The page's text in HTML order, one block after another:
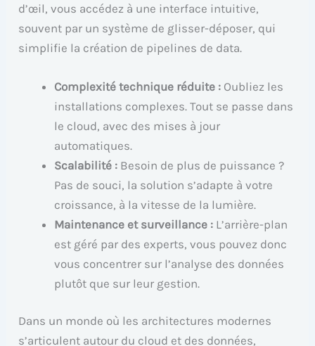
d’œil, vous accédez à une interface intuitive,
souvent par un système de glisser-déposer, qui
simplifie la création de pipelines de data.
Complexité technique réduite : Oubliez les
installations complexes. Tout se passe dans
le cloud, avec des mises à jour
automatiques.
Scalabilité : Besoin de plus de puissance ?
Pas de souci, la solution s’adapte à votre
croissance, à la vitesse de la lumière.
Maintenance et surveillance : L’arrière-plan
est géré par des experts, vous pouvez donc
vous concentrer sur l’analyse des données
plutôt que sur leur gestion.
Dans un monde où les architectures modernes
s’articulent autour du cloud et des données,